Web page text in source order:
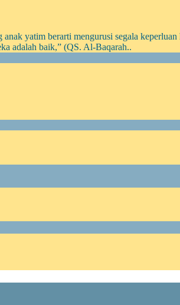
yatim berarti mengurusi segala
adalah baik,” (QS. Al-Baqarah..